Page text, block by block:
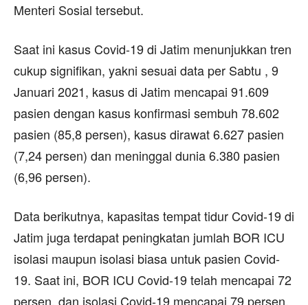
Menteri Sosial tersebut.
Saat ini kasus Covid-19 di Jatim menunjukkan tren
cukup signifikan, yakni sesuai data per Sabtu , 9
Januari 2021, kasus di Jatim mencapai 91.609
pasien dengan kasus konfirmasi sembuh 78.602
pasien (85,8 persen), kasus dirawat 6.627 pasien
(7,24 persen) dan meninggal dunia 6.380 pasien
(6,96 persen).
Data berikutnya, kapasitas tempat tidur Covid-19 di
Jatim juga terdapat peningkatan jumlah BOR ICU
isolasi maupun isolasi biasa untuk pasien Covid-
19. Saat ini, BOR ICU Covid-19 telah mencapai 72
persen, dan isolasi Covid-19 mencapai 79 persen,